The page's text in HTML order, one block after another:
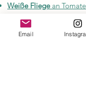
Weiße Fliegean
Magnesiummangel
bei
Adern grün bleiben
Email